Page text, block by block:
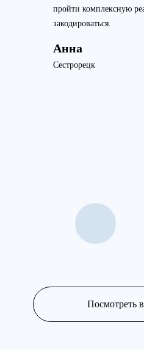
пройти комплексную
закодироваться.
Анна
Сестрорецк
Посмотреть